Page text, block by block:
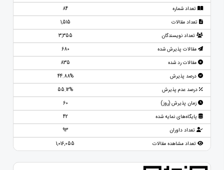
تعداد شماره
84
تعداد مقالات
1,515
تعداد نویسندگان
3,355
مقالات پذیرش شده
680
مقالات رد شده
835
درصد پذیرش
44.88%
درصد عدم پذیرش
55.12%
زمان پذیرش (روز)
60
پایگاه‌های نمایه شده
42
تعداد داوران
93
تعداد مشاهده مقالات
1,016,055